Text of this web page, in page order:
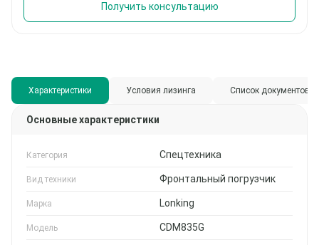
Получить консультацию
Характеристики Условия лизинга Список документов
Основные характеристики
Категория Спецтехника
Вид техники Фронтальный погрузчик
Марка Lonking
Модель CDM835G